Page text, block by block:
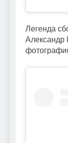
Легенда
Александр